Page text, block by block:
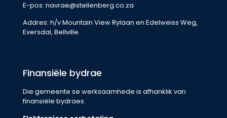
E-pos: navrae@stellenberg.co.za
Addres: h/v Mountain View Rylaan en Edelweiss Weg,
Eversdal, Bellville.
Finansiële bydrae
Die gemeente se werksaamhede is afhanklik van
finansiële bydraes.